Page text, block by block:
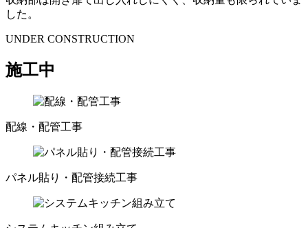
した。
UNDER CONSTRUCTION
施工中
配線・配管工事
パネル貼り・配管接続工事